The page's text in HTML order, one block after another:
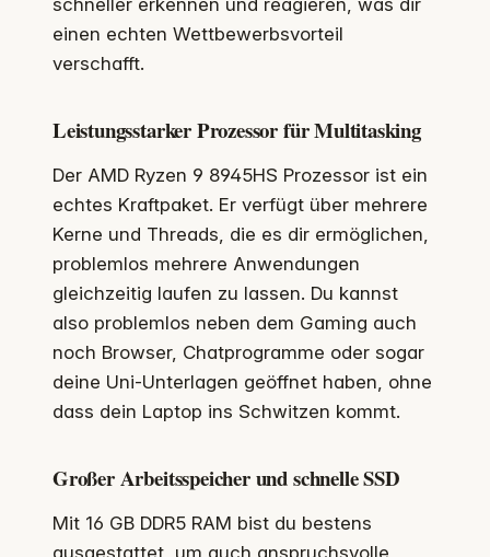
schneller erkennen und reagieren, was dir
einen echten Wettbewerbsvorteil
verschafft.
Leistungsstarker Prozessor für Multitasking
Der AMD Ryzen 9 8945HS Prozessor ist ein
echtes Kraftpaket. Er verfügt über mehrere
Kerne und Threads, die es dir ermöglichen,
problemlos mehrere Anwendungen
gleichzeitig laufen zu lassen. Du kannst
also problemlos neben dem Gaming auch
noch Browser, Chatprogramme oder sogar
deine Uni-Unterlagen geöffnet haben, ohne
dass dein Laptop ins Schwitzen kommt.
Großer Arbeitsspeicher und schnelle SSD
Mit 16 GB DDR5 RAM bist du bestens
ausgestattet, um auch anspruchsvolle